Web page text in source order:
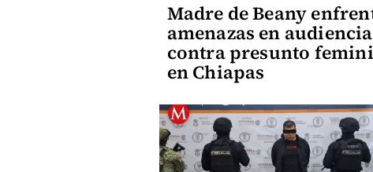
Madre de Beany
amenazas en audiencia
contra presunto
en Chiapas